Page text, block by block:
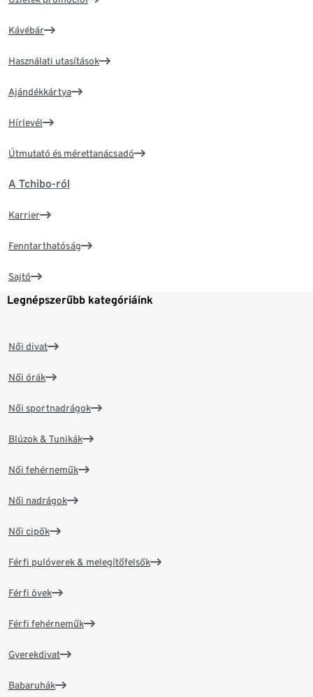
Kávébár
Használati utasítások
Ajándékkártya
Hírlevél
Útmutató és mérettanácsadó
A Tchibo-ról
Karrier
Fenntarthatóság
Sajtó
Legnépszerűbb kategóriáink
Női divat
Női órák
Női sportnadrágok
Blúzok & Tunikák
Női fehérneműk
Női nadrágok
Női cipők
Férfi pulóverek & melegítőfelsők
Férfi övek
Férfi fehérneműk
Gyerekdivat
Babaruhák